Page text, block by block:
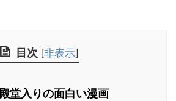
目次 [非表示]
殿堂入りの面白い漫画